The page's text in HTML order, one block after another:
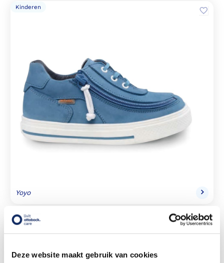
Deze website maakt gebruik van cookies
Kinderen
Yoyo
Dames